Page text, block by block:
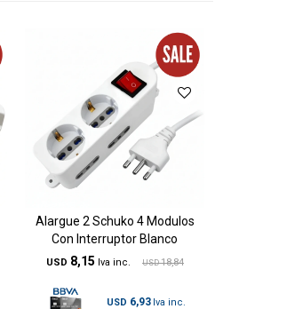
Alargue 2 Schuko 4 Modulos
Con Interruptor Blanco
USD 8,15 USD 18,84
USD 6,93